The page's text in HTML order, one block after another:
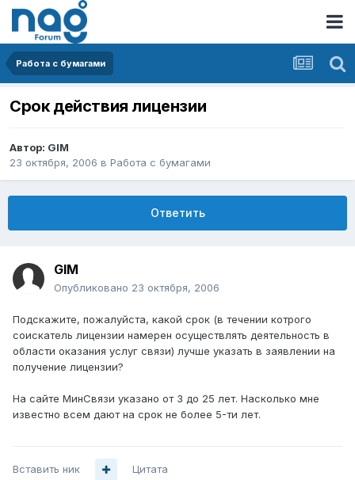
Работа с бумагами
Срок действия лицензии
Автор: GIM
23 октября, 2006 в Работа с бумагами
Ответить
GIM
Опубликовано 23 октября, 2006
Подскажите, пожалуйста, какой срок (в течении котрого
соискатель лицензии намерен осуществлять деятельность в
области оказания услуг связи) лучше указать в заявлении на
получение лицензии?
На сайте МинСвязи указано от 3 до 25 лет. Насколько мне
известно всем дают на срок не более 5-ти лет.
Вставить ник Цитата